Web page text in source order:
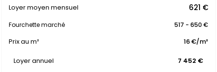
Loyer moyen mensuel 621 €
Fourchette marché 517 - 650 €
Prix au m² 16 €/m²
Loyer annuel 7 452 €